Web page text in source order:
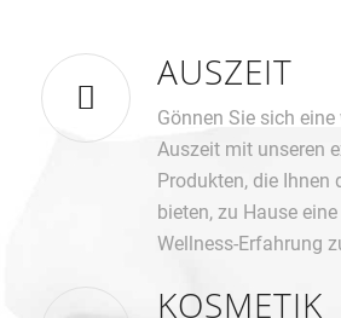
AUSZEIT
Gönnen Sie sich
Auszeit mit unseren
Produkten, die Ihnen
bieten, zu Hause
Wellness-Erfahrung
KOSMETIK